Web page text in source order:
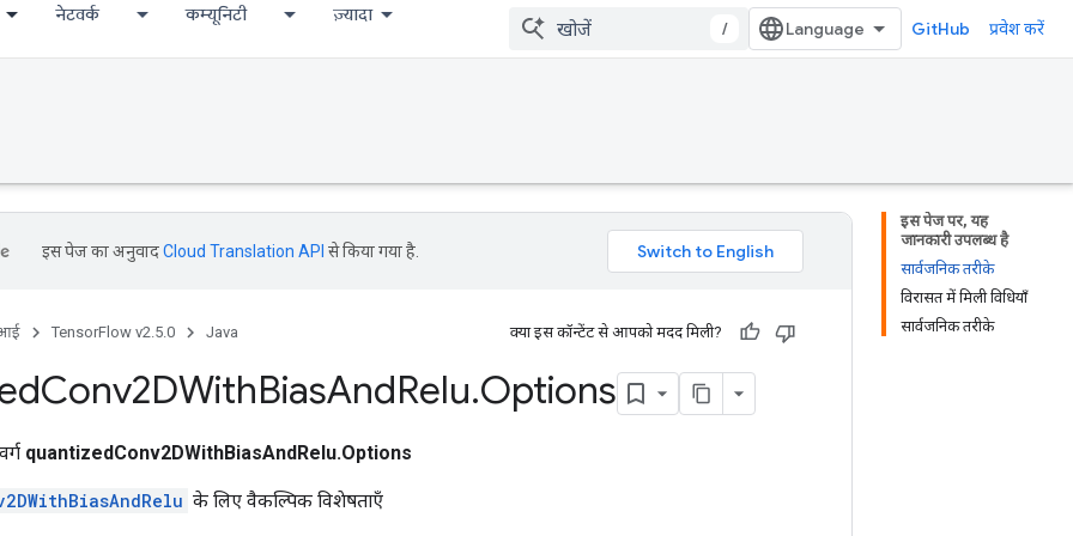
नेटवर्क कम्यूनिटी ज़्यादा
/ GitHub प्रवेश करें
इस पेज पर, यह
जानकारी उपलब्ध है
सार्वजनिक तरीके
विरासत में मिली विधियाँ
सार्वजनिक तरीके
इस पेज का अनुवादCloud Translation API से किया गया है.
TensorFlow v2.5.0 Java क्या इस कॉन्टेंट से आपको मदद मिली?
Conv2DWithBiasAndRelu.Options
quantizedConv2DWithBiasAndRelu.Options
के लिए वैकल्पिक विशेषताएँ